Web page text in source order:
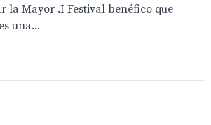
la Mayor .I Festival benéfico que
una...